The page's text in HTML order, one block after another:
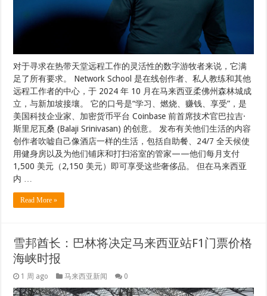
对于寻求在热带天堂远程工作的灵活性的数字游牧者来说，它满
足了所有要求。 Network School 是在线创作者、私人教练和其他
远程工作者的中心，于 2024 年 10 月在马来西亚柔佛州森林城成
立，与新加坡接壤。 它的口号是“学习、燃烧、赚钱、享受”，是
美国科技企业家、加密货币平台 Coinbase 前首席技术官巴拉吉·
斯里尼瓦桑 (Balaji Srinivasan) 的创意。 发布有关他们生活的内容
创作者吹嘘自己像酒店一样的生活，包括自助餐、24/7 全天候使
用健身房以及为他们铺床和打扫浴室的管家——他们每月支付
1,500 美元（2,150 美元）即可享受这些奢侈品。 但在马来西亚
内 …
Read More »
雪邦酋长：巴林将决定马来西亚站F1门票价格
海峡时报
1 周 ago 马来西亚新闻 0